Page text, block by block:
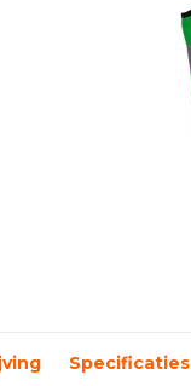
Specificaties